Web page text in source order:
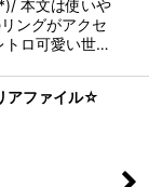
本文は使いや
ングがアクセ
トロ可愛い世…
アファイル☆